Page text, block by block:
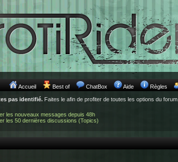
Accueil Best of ChatBox Aide Règles
pas identifié. Faites le afin de profiter de toutes les options du forum.
les nouveaux messages depuis 48h
les 50 dernières discussions (Topics)